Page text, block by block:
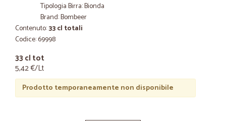
Tipologia Birra: Bionda
Brand: Bombeer
Contenuto:33 cl totali
Codice: 69998
33 cl tot
5,42 €/Lt
Prodotto temporaneamente non disponibile